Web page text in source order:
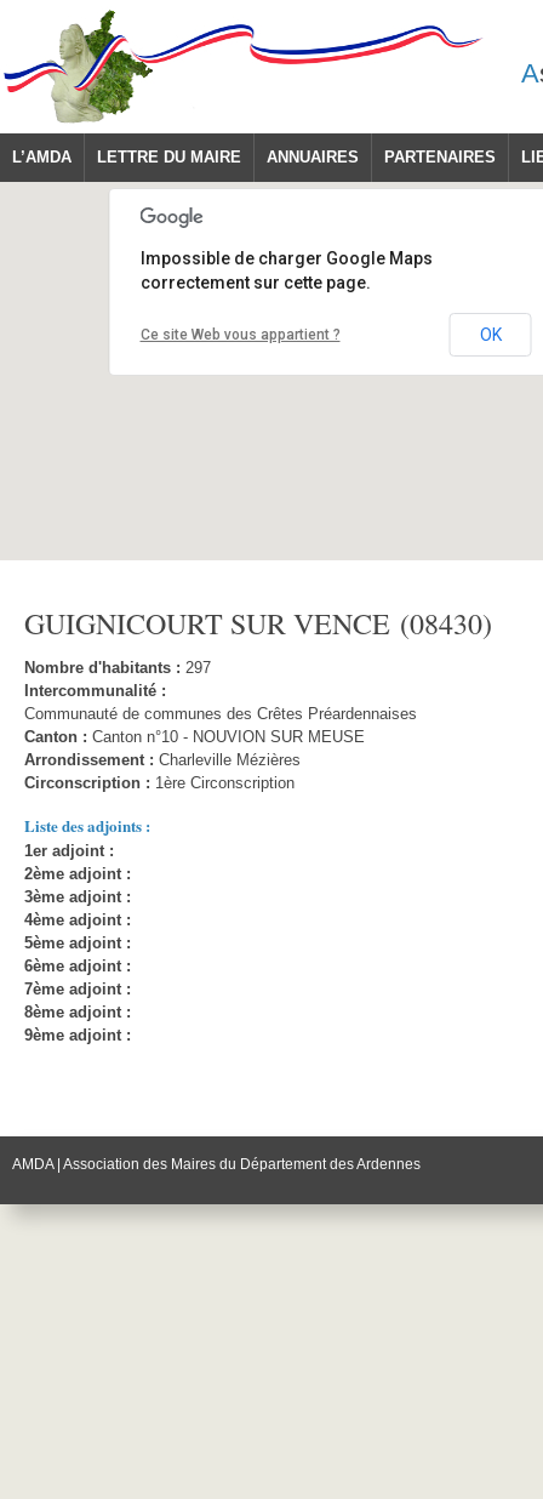
A
L’AMDA LETTRE DU MAIRE ANNUAIRES PARTENAIRES
Impossible de charger Google Maps
correctement sur cette page.
Ce site Web vous appartient ? OK
GUIGNICOURT SUR VENCE (08430)
Nombre d'habitants : 297
Intercommunalité :
Communauté de communes des Crêtes Préardennaises
Canton : Canton n°10 - NOUVION SUR MEUSE
Arrondissement : Charleville Mézières
Circonscription : 1ère Circonscription
Liste des adjoints :
1er adjoint :
2ème adjoint :
3ème adjoint :
4ème adjoint :
5ème adjoint :
6ème adjoint :
7ème adjoint :
8ème adjoint :
9ème adjoint :
AMDA | Association des Maires du Département des Ardennes